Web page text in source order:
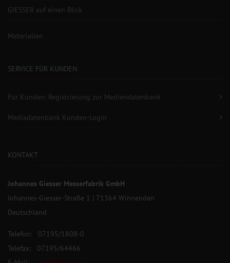
GIESSER auf einen Blick
Materialien
SERVICE FÜR KUNDEN
Für Kunden: Registrierung zur Mediendatenbank
Mediadatenbank Kunden-Login
KONTAKT
Johannes Giesser Messerfabrik GmbH
Johannes-Giesser-Straße 1 | 71364 Winnenden
Deutschland
Telefon: 07195/1808-0
Telefax: 07195/64466